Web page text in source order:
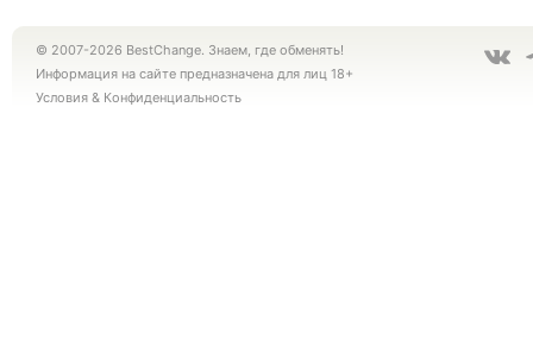
© 2007-2026 BestChange. Знаем, где обменять!
Информация на сайте предназначена для лиц 18+
Условия & Конфиденциальность